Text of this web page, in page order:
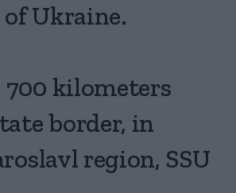
Ukraine.
700 kilometers
border, in
region, SSU